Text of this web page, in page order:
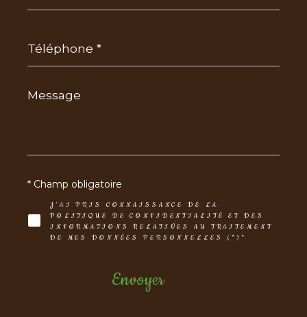
Message
*
J'AI PRIS CONNAISSANCE DE LA
POLITIQUE DE CONFIDENTIALITÉ ET DES
INFORMATIONS RELATIVES AU TRAITEMENT
DE MES DONNÉES PERSONNELLES (*)*
* Champ obligatoire
Envoyer